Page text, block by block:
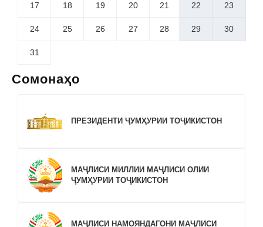
17 18 19 20 21 22 23
24 25 26 27 28 29 30
31
Сомонаҳо
ПРЕЗИДЕНТИ ҶУМҲУРИИ ТОҶИКИСТОН
МАҶЛИСИ МИЛЛИИ МАҶЛИСИ ОЛИИ
ҶУМҲУРИИ ТОҶИКИСТОН
МАҶЛИСИ НАМОЯНДАГОНИ МАҶЛИСИ